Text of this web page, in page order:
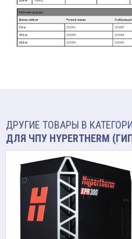
ДРУГИЕ ТОВАРЫ В
ДЛЯ ЧПУ HYPERTHERM